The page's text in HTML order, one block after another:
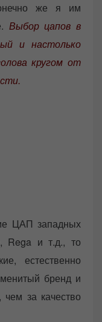
же я им
Выбор цапов в
и настолько
кругом от
ЦАП западных
Rega и т.д., то
естественно
бренд и
за качество